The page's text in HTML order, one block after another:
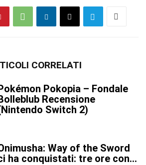
CORRELATI
Pokopia – Fondale
Recensione
Switch 2)
Way of the Sword
ha conquistati: tre ore con...